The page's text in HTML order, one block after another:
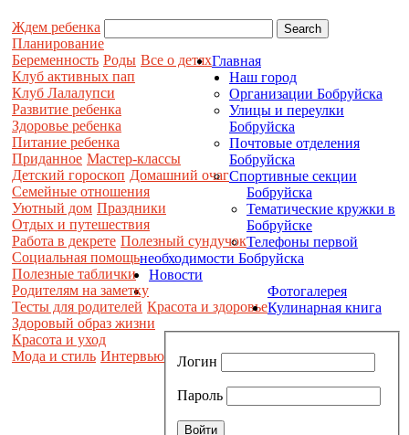
Ждем ребенка
Планирование
Беременность Роды Все о детях
Клуб активных пап
Клуб Лалалупси
Развитие ребенка
Здоровье ребенка
Питание ребенка
Приданное Мастер-классы
Детский гороскоп Домашний очаг
Семейные отношения
Уютный дом Праздники
Отдых и путешествия
Работа в декрете Полезный сундучок
Социальная помощь
Полезные таблички
Родителям на заметку
Тесты для родителей Красота и здоровье
Здоровый образ жизни
Красота и уход
Мода и стиль Интервью
Главная
Наш город
Организации Бобруйска
Улицы и переулки
Бобруйска
Почтовые отделения
Бобруйска
Спортивные секции
Бобруйска
Тематические кружки в
Бобруйске
Телефоны первой
необходимости Бобруйска
Новости
Фотогалерея
Кулинарная книга
Логин
Пароль